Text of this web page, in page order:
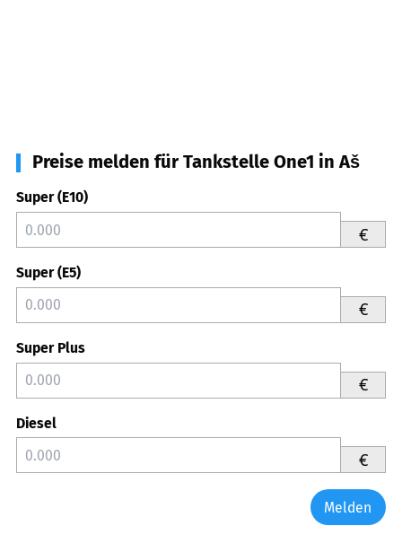
Preise melden für Tankstelle One1 in Aš
Super (E10)
€
Super (E5)
€
Super Plus
€
Diesel
€
Melden